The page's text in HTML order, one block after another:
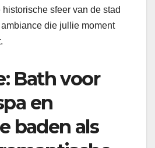
sfeer van de stad
die jullie moment
Bath voor
en
baden als